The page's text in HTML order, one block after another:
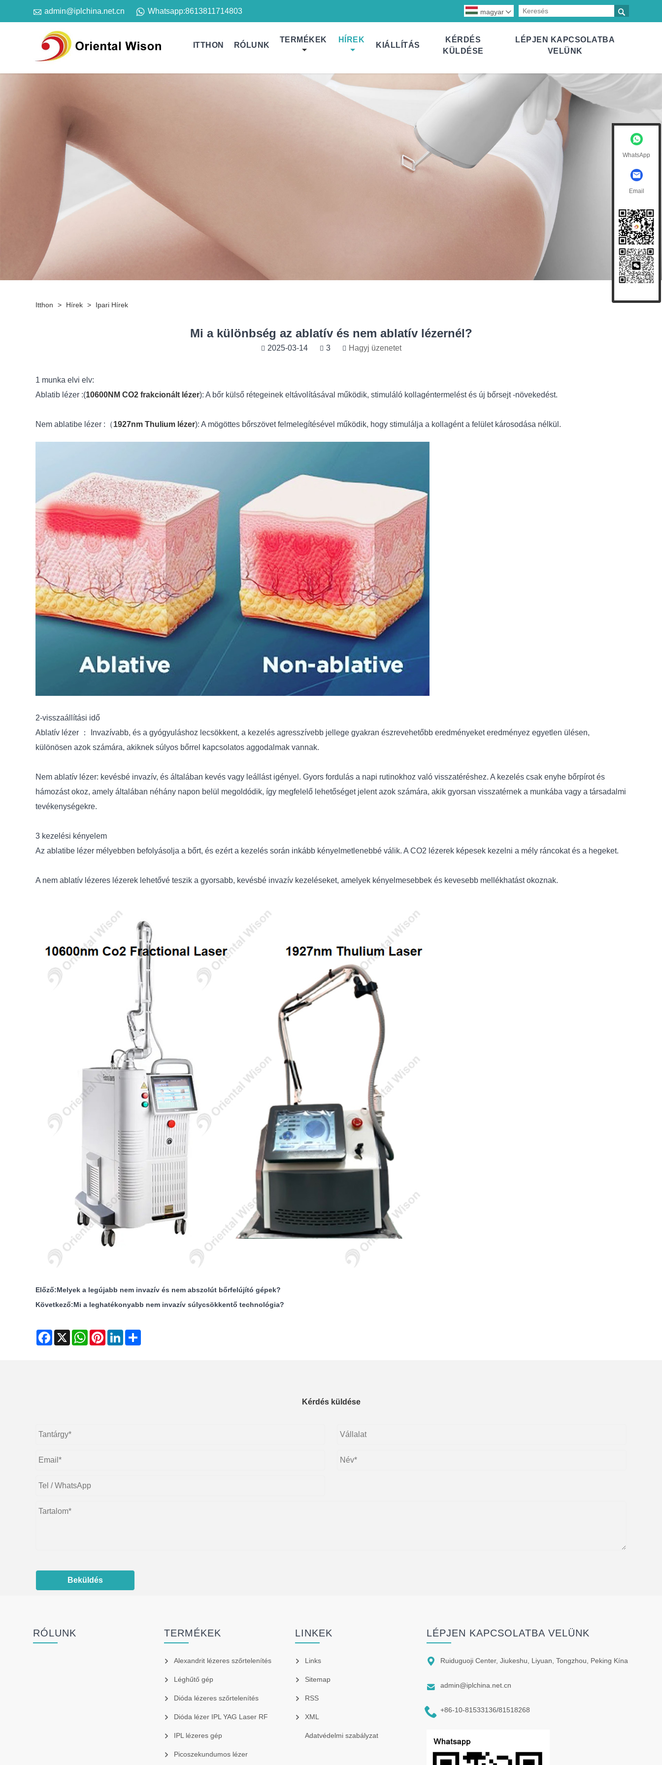
 admin@iplchina.net.cn Whatsapp:8613811714803 
magyar 
ITTHON RÓLUNK
TERMÉKEK HÍREK
KIÁLLÍTÁS
KÉRDÉS
KÜLDÉSE
LÉPJEN KAPCSOLATBA
VELÜNK
Itthon > Hírek > Ipari Hírek
Mi a különbség az ablatív és nem ablatív lézernél?
2025-03-14 3 Hagyj üzenetet
1 munka elvi elv:
Ablatib lézer :(10600NM CO2 frakcionált lézer): A bőr külső rétegeinek eltávolításával működik, stimuláló kollagéntermelést és új bőrsejt -növekedést.
Nem ablatibe lézer :（1927nm Thulium lézer): A mögöttes bőrszövet felmelegítésével működik, hogy stimulálja a kollagént a felület károsodása nélkül.
2-visszaállítási idő
Ablatív lézer ： Invazívabb, és a gyógyuláshoz lecsökkent, a kezelés agresszívebb jellege gyakran észrevehetőbb eredményeket eredményez egyetlen ülésen,
különösen azok számára, akiknek súlyos bőrrel kapcsolatos aggodalmak vannak.
Nem ablatív lézer: kevésbé invazív, és általában kevés vagy leállást igényel. Gyors fordulás a napi rutinokhoz való visszatéréshez. A kezelés csak enyhe bőrpírot és
hámozást okoz, amely általában néhány napon belül megoldódik, így megfelelő lehetőséget jelent azok számára, akik gyorsan visszatérnek a munkába vagy a társadalmi
tevékenységekre.
3 kezelési kényelem
Az ablatibe lézer mélyebben befolyásolja a bőrt, és ezért a kezelés során inkább kényelmetlenebbé válik. A CO2 lézerek képesek kezelni a mély ráncokat és a hegeket.
A nem ablatív lézeres lézerek lehetővé teszik a gyorsabb, kevésbé invazív kezeléseket, amelyek kényelmesebbek és kevesebb mellékhatást okoznak.
Előző:Melyek a legújabb nem invazív és nem abszolút bőrfelújító gépek?
Következő:Mi a leghatékonyabb nem invazív súlycsökkentő technológia?
Facebook
X WhatsAppPinterestLinkedIn
Kérdés küldése
Beküldés
WhatsApp
Email
RÓLUNK TERMÉKEK
Alexandrit lézeres szőrtelenítés
Léghűtő gép
Dióda lézeres szőrtelenítés
Dióda lézer IPL YAG Laser RF
IPL lézeres gép
Picoszekundumos lézer
LINKEK
Links
Sitemap
RSS
XML
Adatvédelmi szabályzat
LÉPJEN KAPCSOLATBA VELÜNK
 Ruiduguoji Center, Jiukeshu, Liyuan, Tongzhou, Peking Kína
 admin@iplchina.net.cn
 +86-10-81533136/81518268